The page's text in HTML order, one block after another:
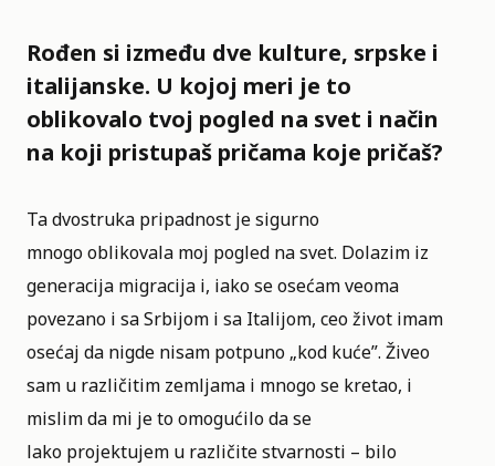
Rođen si između dve kulture, srpske i
italijanske. U kojoj meri je to
oblikovalo tvoj pogled na svet i način
na koji pristupaš pričama koje pričaš?
Ta dvostruka pripadnost je sigurno
mnogo oblikovala moj pogled na svet. Dolazim iz
generacija migracija i, iako se osećam veoma
povezano i sa Srbijom i sa Italijom, ceo život imam
osećaj da nigde nisam potpuno „kod kuće”. Živeo
sam u različitim zemljama i mnogo se kretao, i
mislim da mi je to omogućilo da se
lako projektujem u različite stvarnosti – bilo